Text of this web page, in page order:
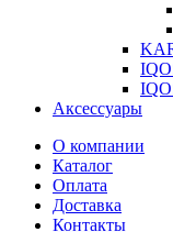
Аксессуары
О компании
Каталог
Оплата
Доставка
Контакты